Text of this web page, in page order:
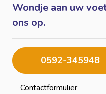
Wondje aan uw
ons op.
0592-345948
Contactformulier